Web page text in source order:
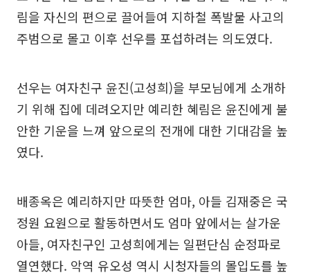
림을 자신의 편으로 끌어들여 지하철 폭발물 사고의
주범으로 몰고 이후 선우를 포섭하려는 의도였다.
선우는 여자친구 윤진(고성희)을 부모님에게 소개하
기 위해 집에 데려오지만 예리한 혜림은 윤진에게 불
안한 기운을 느껴 앞으로의 전개에 대한 기대감을 높
였다.
배종옥은 예리하지만 따뜻한 엄마, 아들 김재중은 국
정원 요원으로 활동하면서도 엄마 앞에서는 살가운
아들, 여자친구인 고성희에게는 일편단심 순정파로
열연했다. 악역 유오성 역시 시청자들의 몰입도를 높